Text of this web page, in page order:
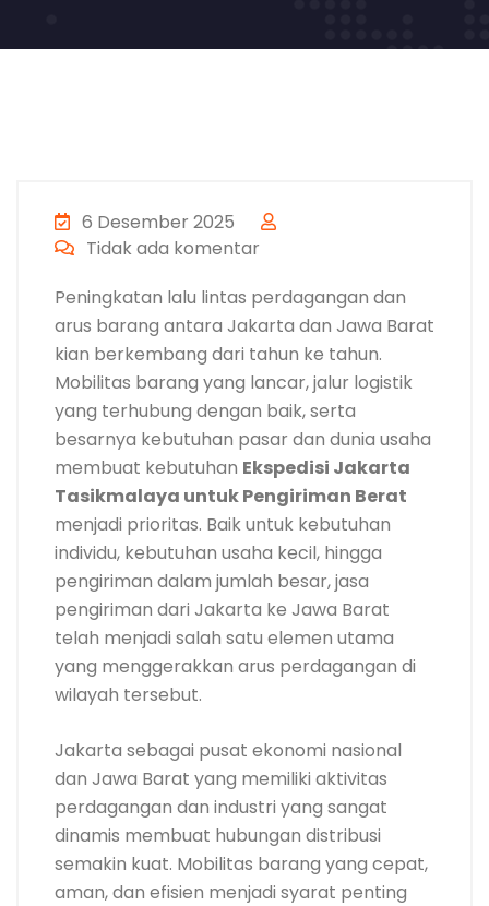
6 Desember 2025
Tidak ada komentar
Peningkatan lalu lintas perdagangan dan
arus barang antara Jakarta dan Jawa Barat
kian berkembang dari tahun ke tahun.
Mobilitas barang yang lancar, jalur logistik
yang terhubung dengan baik, serta
besarnya kebutuhan pasar dan dunia usaha
membuat kebutuhan Ekspedisi Jakarta
Tasikmalaya untuk Pengiriman Berat
menjadi prioritas. Baik untuk kebutuhan
individu, kebutuhan usaha kecil, hingga
pengiriman dalam jumlah besar, jasa
pengiriman dari Jakarta ke Jawa Barat
telah menjadi salah satu elemen utama
yang menggerakkan arus perdagangan di
wilayah tersebut.
Jakarta sebagai pusat ekonomi nasional
dan Jawa Barat yang memiliki aktivitas
perdagangan dan industri yang sangat
dinamis membuat hubungan distribusi
semakin kuat. Mobilitas barang yang cepat,
aman, dan efisien menjadi syarat penting